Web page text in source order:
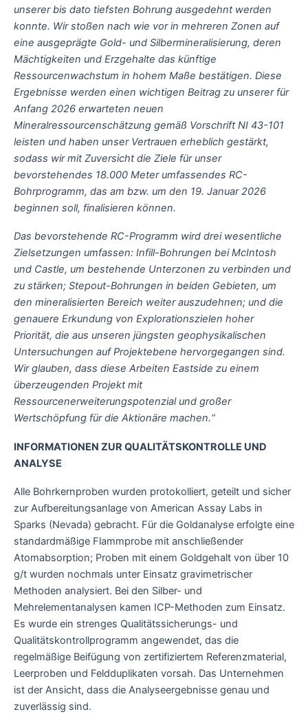
unserer bis dato tiefsten Bohrung ausgedehnt werden
konnte. Wir stoßen nach wie vor in mehreren Zonen auf
eine ausgeprägte Gold- und Silbermineralisierung, deren
Mächtigkeiten und Erzgehalte das künftige
Ressourcenwachstum in hohem Maße bestätigen. Diese
Ergebnisse werden einen wichtigen Beitrag zu unserer für
Anfang 2026 erwarteten neuen
Mineralressourcenschätzung gemäß Vorschrift NI 43-101
leisten und haben unser Vertrauen erheblich gestärkt,
sodass wir mit Zuversicht die Ziele für unser
bevorstehendes 18.000 Meter umfassendes RC-
Bohrprogramm, das am bzw. um den 19. Januar 2026
beginnen soll, finalisieren können.
Das bevorstehende RC-Programm wird drei wesentliche
Zielsetzungen umfassen: Infill-Bohrungen bei McIntosh
und Castle, um bestehende Unterzonen zu verbinden und
zu stärken; Stepout-Bohrungen in beiden Gebieten, um
den mineralisierten Bereich weiter auszudehnen; und die
genauere Erkundung von Explorationszielen hoher
Priorität, die aus unseren jüngsten geophysikalischen
Untersuchungen auf Projektebene hervorgegangen sind.
Wir glauben, dass diese Arbeiten Eastside zu einem
überzeugenden Projekt mit
Ressourcenerweiterungspotenzial und großer
Wertschöpfung für die Aktionäre machen.“
INFORMATIONEN ZUR QUALITÄTSKONTROLLE UND
ANALYSE
Alle Bohrkernproben wurden protokolliert, geteilt und sicher
zur Aufbereitungsanlage von American Assay Labs in
Sparks (Nevada) gebracht. Für die Goldanalyse erfolgte eine
standardmäßige Flammprobe mit anschließender
Atomabsorption; Proben mit einem Goldgehalt von über 10
g/t wurden nochmals unter Einsatz gravimetrischer
Methoden analysiert. Bei den Silber- und
Mehrelementanalysen kamen ICP-Methoden zum Einsatz.
Es wurde ein strenges Qualitätssicherungs- und
Qualitätskontrollprogramm angewendet, das die
regelmäßige Beifügung von zertifiziertem Referenzmaterial,
Leerproben und Feldduplikaten vorsah. Das Unternehmen
ist der Ansicht, dass die Analyseergebnisse genau und
zuverlässig sind.